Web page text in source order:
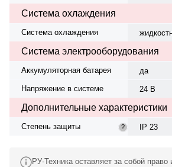
Система охлаждения
Система охлаждения
Система электрооборудования
Аккумуляторная батарея
да
Напряжение в системе
24 В
Дополнительные характеристики
Степень защиты ? IP 23
РУ-Техника оставляет за собой право